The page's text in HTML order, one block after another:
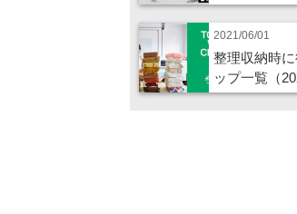
2021/06/01
整理収納時
ップ一覧（